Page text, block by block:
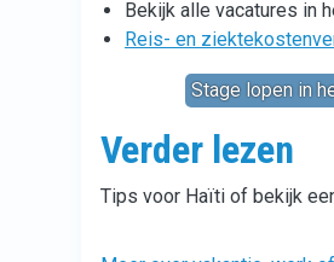
Bekijk alle vacatures in
Reis- en
Stage lopen in
Verder lezen
Tips voor Haïti of bekijk